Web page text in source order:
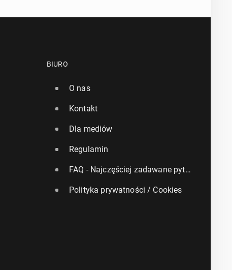
BIURO
O nas
Kontakt
Dla mediów
Regulamin
FAQ - Najczęściej zadawane pytania
Polityka prywatności / Cookies